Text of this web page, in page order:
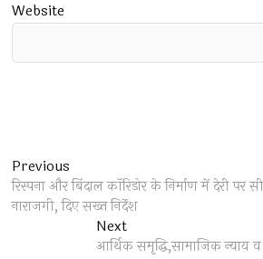
Website
Post
navigation
Previous
post:
रिस्पना और बिंदाल कॉरिडोर के निर्माण में देरी पर
नाराजगी, दिए सख्त निर्देश
NextNext
post:
आर्थिक समृद्धि,सामाजिक न्याय